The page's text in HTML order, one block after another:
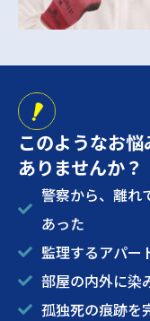
このようなお悩
ありませんか？
警察から、離れ
あった
監理するアパー
部屋の内外に染
孤独死の痕跡を